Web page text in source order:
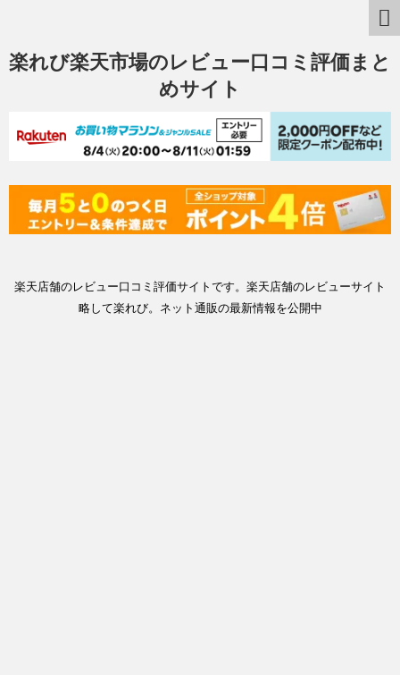
楽れび楽天市場のレビュー口コミ評価まと
めサイト
楽天店舗のレビュー口コミ評価サイトです。楽天店舗のレビューサイト
略して楽れび。ネット通販の最新情報を公開中